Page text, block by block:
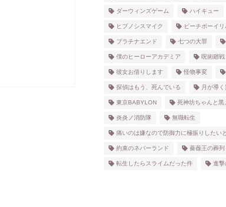
ダーウィンズゲーム ハイキュー
ヒプノシスマイク ピーチボーイ
プラチナエンド 七つの大罪
僕のヒーローアカデミア 呪術廻戦
彼女お借りします 怪物事変
探偵はもう、死んでいる 月が導
東京BABYLON 死神坊ちゃんと黒
炎炎ノ消防隊 無職転生
痛いのは嫌なので防御力に極振りしたい
約束のネバーランド 薔薇王の葬列
転生したらスライムだった件 進撃